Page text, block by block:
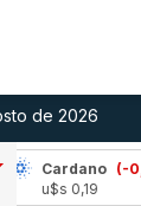
de 2026
(-0,42%)